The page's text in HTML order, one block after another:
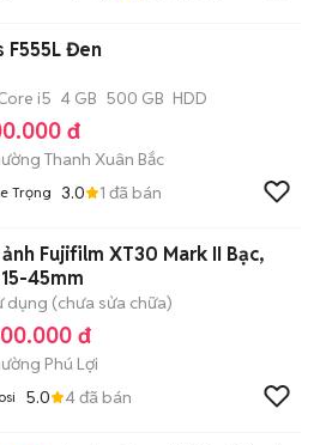
F555L Đen
i5 4 GB 500 GB HDD
đ
Thanh Xuân Bắc
Trọng 3.0 1 đã bán
Fujifilm XT30 Mark II Bạc,
45mm
dụng (chưa sửa chữa)
đ
Phú Lợi
5.0 4đã bán